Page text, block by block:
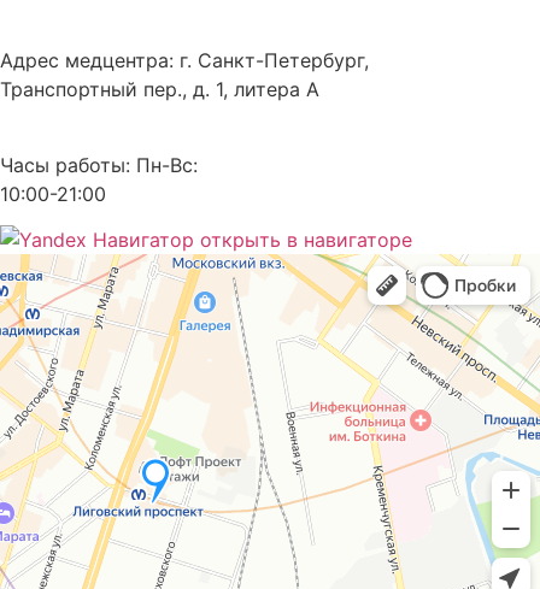
Адрес медцентра: г. Санкт-Петербург,
Транспортный пер., д. 1, литера А
Часы работы: Пн-Вс:
10:00-21:00
открыть в навигаторе